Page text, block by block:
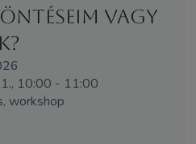
vagy
10:00 - 11:00
workshop